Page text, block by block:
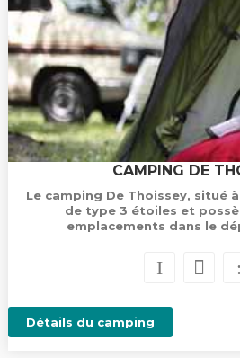
CAMPING DE
Le camping De Thoissey, situé
de type 3 étoiles et
emplacements dans le
Détails du camping